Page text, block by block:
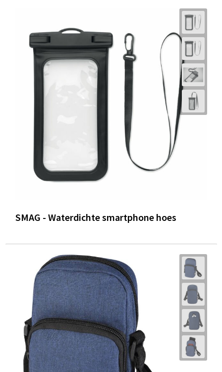
SMAG - Waterdichte smartphone hoes